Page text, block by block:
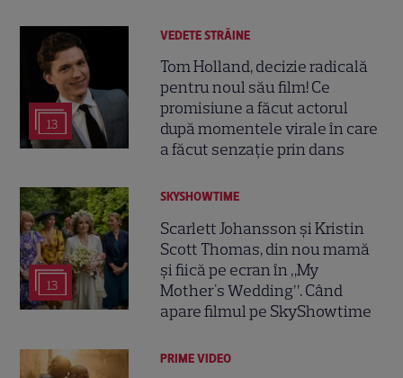
13
VEDETE STRĂINE
Tom Holland, decizie radicală
pentru noul său film! Ce
promisiune a făcut actorul
după momentele virale în care
a făcut senzație prin dans
13
SKYSHOWTIME
Scarlett Johansson și Kristin
Scott Thomas, din nou mamă
și fiică pe ecran în „My
Mother's Wedding”. Când
apare filmul pe SkyShowtime
PRIME VIDEO